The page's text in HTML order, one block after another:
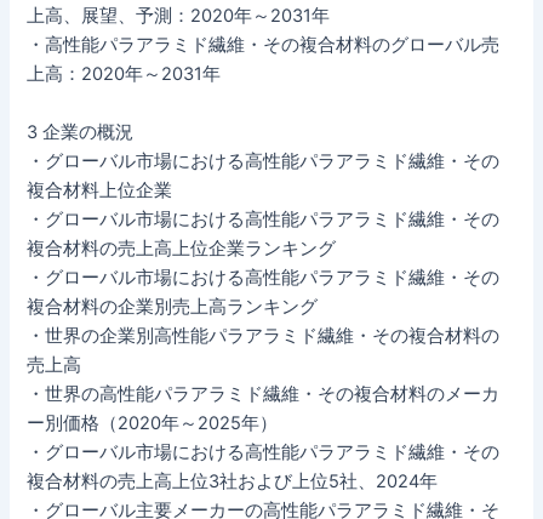
上高、展望、予測：2020年～2031年
・高性能パラアラミド繊維・その複合材料のグローバル売
上高：2020年～2031年
3 企業の概況
・グローバル市場における高性能パラアラミド繊維・その
複合材料上位企業
・グローバル市場における高性能パラアラミド繊維・その
複合材料の売上高上位企業ランキング
・グローバル市場における高性能パラアラミド繊維・その
複合材料の企業別売上高ランキング
・世界の企業別高性能パラアラミド繊維・その複合材料の
売上高
・世界の高性能パラアラミド繊維・その複合材料のメーカ
ー別価格（2020年～2025年）
・グローバル市場における高性能パラアラミド繊維・その
複合材料の売上高上位3社および上位5社、2024年
・グローバル主要メーカーの高性能パラアラミド繊維・そ